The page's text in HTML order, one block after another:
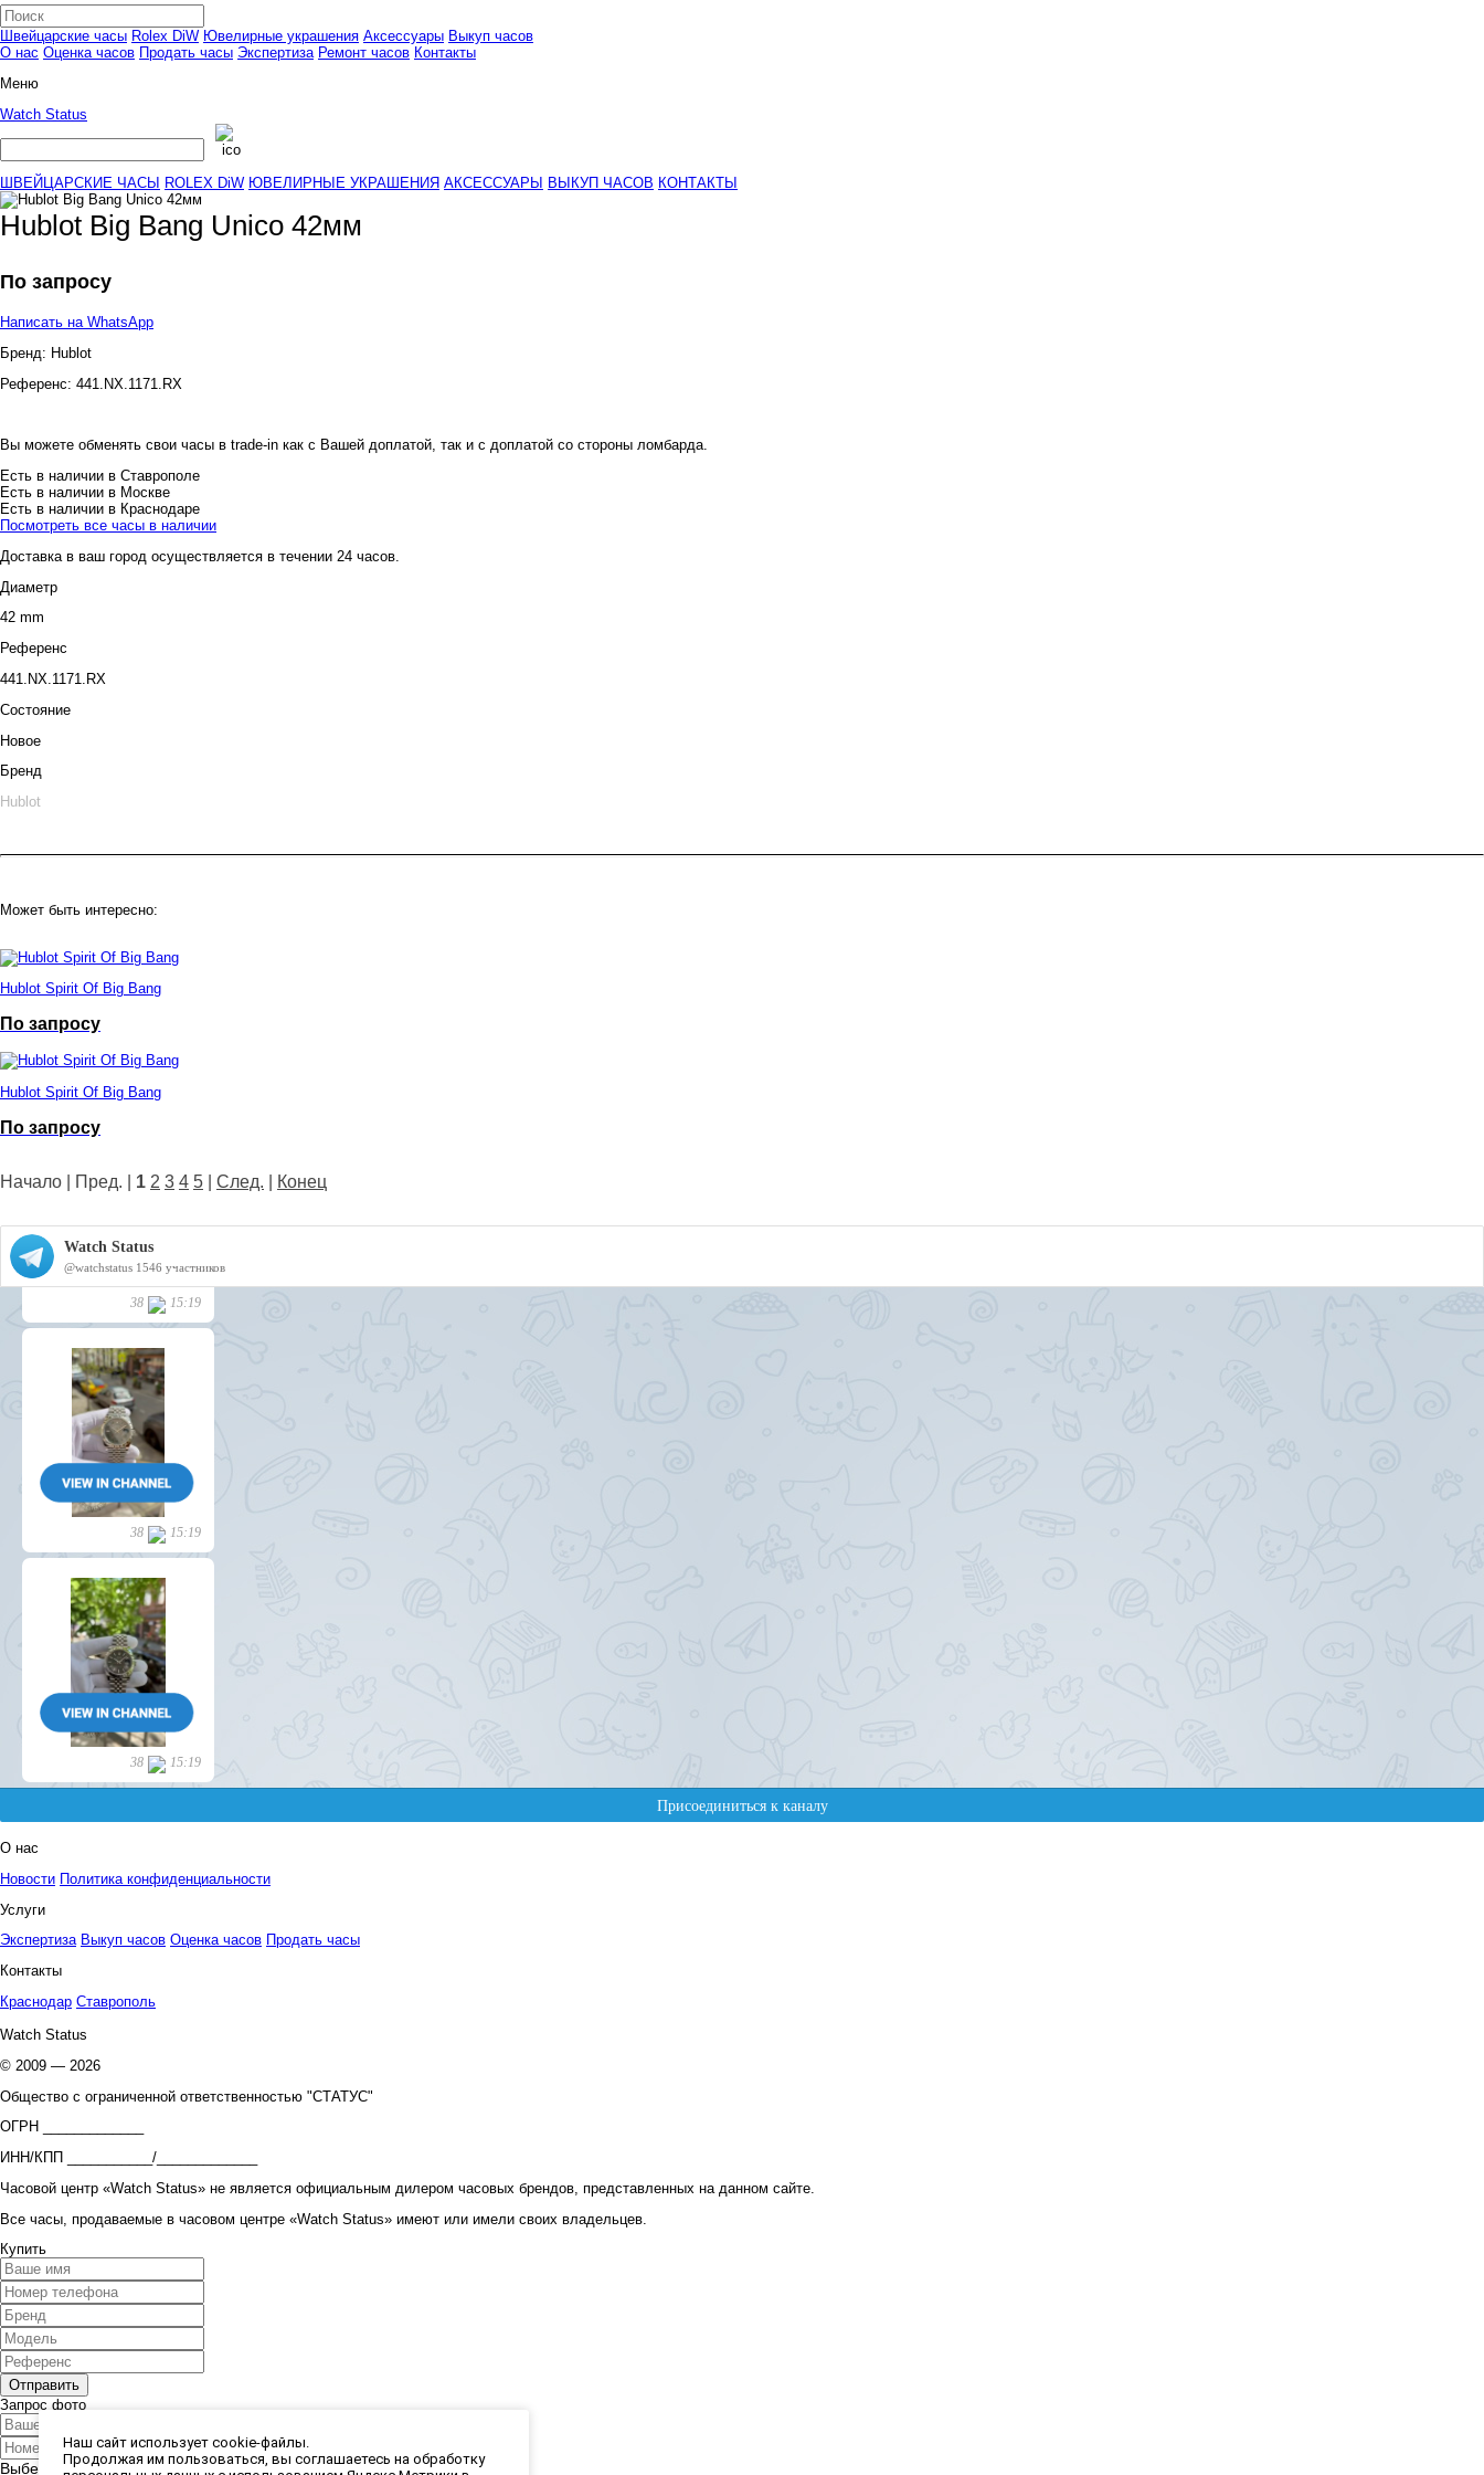
Швейцарские часы Rolex DiW Ювелирные украшения Аксессуары Выкуп часов
О нас Оценка часов Продать часы Экспертиза Ремонт часов Контакты
Меню
Watch Status
ШВЕЙЦАРСКИЕ ЧАСЫ ROLEX DiW ЮВЕЛИРНЫЕ УКРАШЕНИЯ АКСЕССУАРЫ ВЫКУП ЧАСОВ КОНТАКТЫ
Hublot Big Bang Unico 42мм
По запросу
Написать на WhatsApp
Бренд: Hublot
Референс: 441.NX.1171.RX
Вы можете обменять свои часы в trade-in как с Вашей доплатой, так и с доплатой со стороны ломбарда.
Есть в наличии в Ставрополе
Есть в наличии в Москве
Есть в наличии в Краснодаре
Посмотреть все часы в наличии
Доставка в ваш город осуществляется в течении 24 часов.
Диаметр
42 mm
Референс
441.NX.1171.RX
Состояние
Новое
Бренд
Hublot
Может быть интересно:
Hublot Spirit Of Big Bang
По запросу
Hublot Spirit Of Big Bang
По запросу
Начало | Пред. | 1 2 3 4 5 След. Конец
О нас
Новости Политика конфиденциальности
Услуги
Экспертиза Выкуп часов Оценка часов Продать часы
Контакты
Краснодар Ставрополь
Watch Status
© 2009 — 2026
Общество с ограниченной ответственностью "СТАТУС"
ОГРН _____________
ИНН/КПП ___________/_____________
Часовой центр «Watch Status» не является официальным дилером часовых брендов, представленных на данном сайте.
Все часы, продаваемые в часовом центре «Watch Status» имеют или имели своих владельцев.
Купить
Запрос фото
Выберите способ получения фото:
Наш сайт использует cookie-файлы.
Продолжая им пользоваться, вы соглашаетесь на обработку